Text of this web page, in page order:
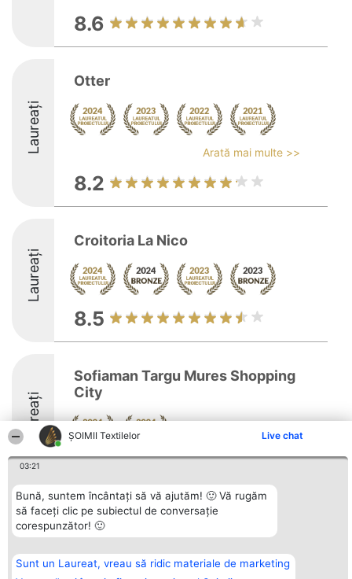
ȘOIMII Textilelor Live chat
03:21
Bună, suntem încântați să vă ajutăm! 🙂 Vă rugăm
să faceți clic pe subiectul de conversație
corespunzător! 🙂
Sunt un Laureat, vreau să ridic materiale de marketing
8.6
Laureați
Otter
Arată mai multe >>
8.2
Laureați
Croitoria La Nico
8.5
Laureați
Sofiaman Targu Mures Shopping
City
Organizator Ranking
BRIGHT SOLUTIONS BR SRL
Sc. A Et. 4 Ap. 13 Cod 061952
Câștigătorii
Laureaților
Contact